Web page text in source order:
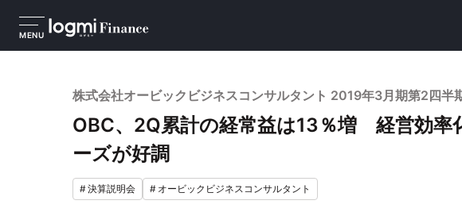
MENU
株式会社オービックビジネスコンサルタント 2019年3月期第2四半
OBC、2Q累計の経常益は13％増 経営効率
ーズが好調
#決算説明会 # オービックビジネスコンサルタント